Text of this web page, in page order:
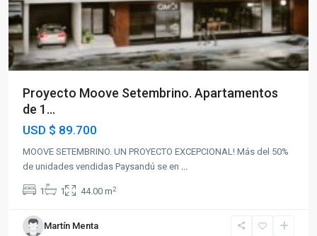
Proyecto Moove Setembrino. Apartamentos
de 1...
USD $ 89.700
MOOVE SETEMBRINO. UN PROYECTO EXCEPCIONAL! Más del 50%
de unidades vendidas Paysandú se en ...
1 1 44.00 m2
Martín Menta